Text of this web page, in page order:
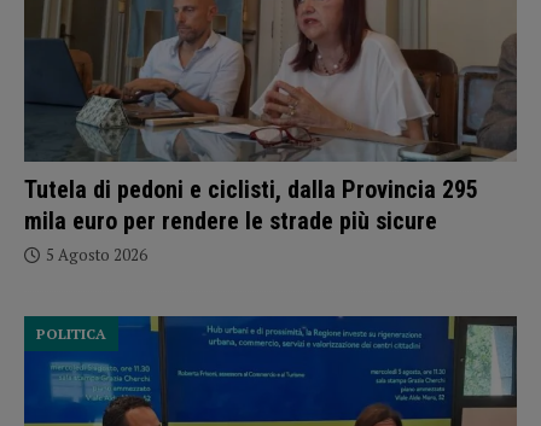
Tutela di pedoni e ciclisti, dalla Provincia 295
mila euro per rendere le strade più sicure
5 Agosto 2026
POLITICA